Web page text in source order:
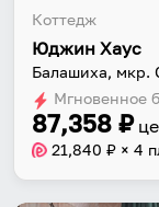
Коттедж
Юджин Хаус
Балашиха, мкр.
Мгновенное
87,358 ₽
21,840 ₽ × 4